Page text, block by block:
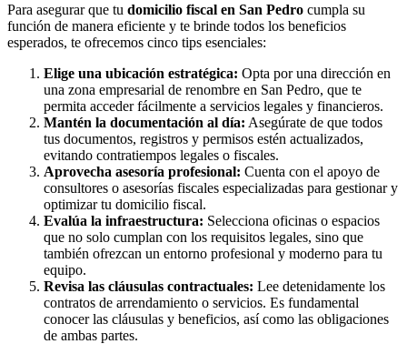
Para asegurar que tu domicilio fiscal en San Pedro cumpla su
función de manera eficiente y te brinde todos los beneficios
esperados, te ofrecemos cinco tips esenciales:
Elige una ubicación estratégica: Opta por una dirección en
una zona empresarial de renombre en San Pedro, que te
permita acceder fácilmente a servicios legales y financieros.
Mantén la documentación al día: Asegúrate de que todos
tus documentos, registros y permisos estén actualizados,
evitando contratiempos legales o fiscales.
Aprovecha asesoría profesional: Cuenta con el apoyo de
consultores o asesorías fiscales especializadas para gestionar y
optimizar tu domicilio fiscal.
Evalúa la infraestructura: Selecciona oficinas o espacios
que no solo cumplan con los requisitos legales, sino que
también ofrezcan un entorno profesional y moderno para tu
equipo.
Revisa las cláusulas contractuales: Lee detenidamente los
contratos de arrendamiento o servicios. Es fundamental
conocer las cláusulas y beneficios, así como las obligaciones
de ambas partes.